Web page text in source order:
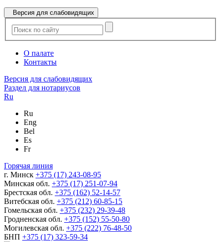
Версия для слабовидящих
О палате
Контакты
Версия для слабовидящих
Раздел для нотариусов
Ru
Ru
Eng
Bel
Es
Fr
Горячая линия
г. Минск +375 (17) 243-08-95
Минская обл. +375 (17) 251-07-94
Брестская обл. +375 (162) 52-14-57
Витебская обл. +375 (212) 60-85-15
Гомельская обл. +375 (232) 29-39-48
Гродненская обл. +375 (152) 55-50-80
Могилевская обл. +375 (222) 76-48-50
БНП +375 (17) 323-59-34